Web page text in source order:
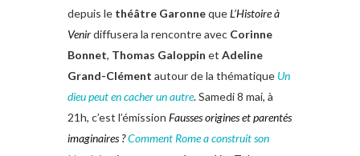
depuis le théâtre GaronnequeL’Histoire à
Venirdiffusera la rencontre avec Corinne
Bonnet, Thomas Galoppin et Adeline
Grand-Clément autour de la thématique Un
dieu peut en cacher un autre. Samedi 8 mai, à
21h, c’est l’émission Fausses origines et parentés
imaginaires ?Comment Rome a construit son